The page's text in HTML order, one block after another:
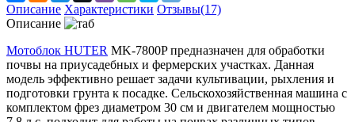
Описание Характеристики Отзывы(17)
Описание
Мотоблок HUTER MK-7800P предназначен для обработки
почвы на приусадебных и фермерских участках. Данная
модель эффективно решает задачи культивации, рыхления и
подготовки грунта к посадке. Сельскохозяйственная машина с
комплектом фрез диаметром 30 см и двигателем мощностью